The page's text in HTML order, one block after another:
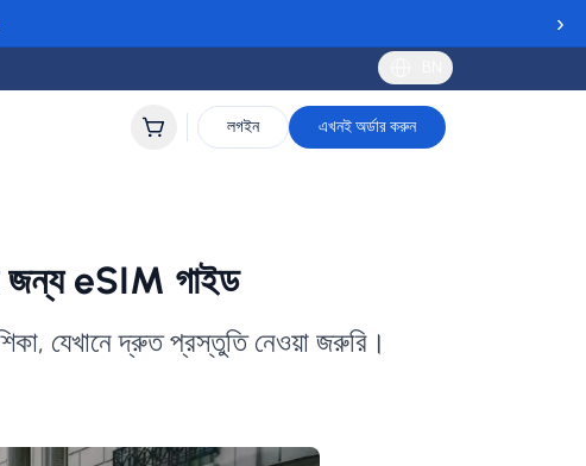
›
লগইন এখনই অর্ডার করুন
জন্য eSIM গাইড
যেখানে দ্রুত প্রস্তুতি নেওয়া জরুরি।